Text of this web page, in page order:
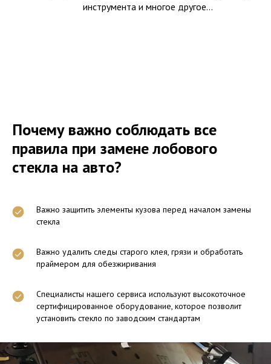
инструмента и многое другое...
Почему важно соблюдать все
правила при замене лобового
стекла на авто?
Важно защитить элементы кузова перед началом замены
стекла
Важно удалить следы старого клея, грязи и обработать
праймером для обезжиривания
Специалисты нашего сервиса используют высокоточное
сертифицированное оборудование, которое позволит
установить стекло по заводским стандартам